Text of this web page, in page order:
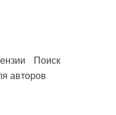
Поиск
авторов